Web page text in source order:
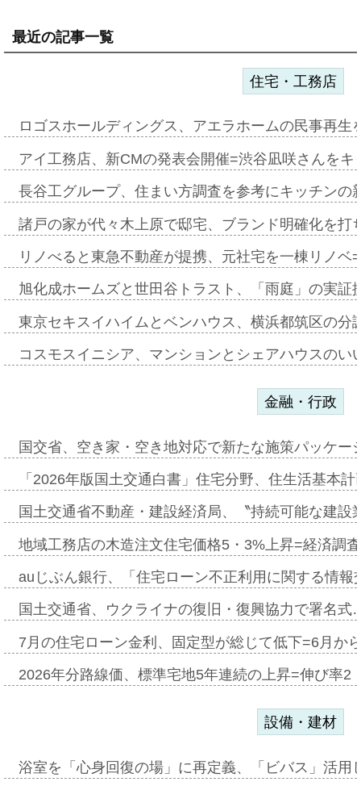
最近の記事一覧
住宅・工務店
ロゴスホールディングス、アエラホームの民事再
アイ工務店、新CMの発表会開催=渋谷凪咲さんを
長谷工グループ、住まい方調査を参考にキッチン
諸戸の家が代々木上原で邸宅、ブランド明確化を
リノべると東急不動産が提携、元社宅を一棟リノ
旭化成ホームズと世田谷トラスト、「雨庭」の実
東京セキスイハイムとベンハウス、横浜都筑区の
コスモスイニシア、マンションとシェアハウスの
金融・行政
国交省、空き家・空き地対応で新たな施策パッケ
「2026年版国土交通白書」住宅分野、住生活基本
国土交通省不動産・建設経済局、〝持続可能な建
地域工務店の木造注文住宅価格5・3%上昇=経済調
auじぶん銀行、「住宅ローン不正利用に関する情
国土交通省、ウクライナの復旧・復興協力で署名
7月の住宅ローン金利、固定型が総じて低下=6月か
2026年分路線価、標準宅地5年連続の上昇=伸び率
設備・建材
浴室を「心身回復の場」に再定義、「ビバス」活